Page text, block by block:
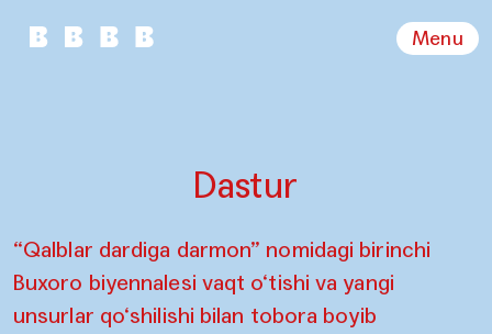
Menu
Dastur
“Qalblar dardiga darmon” nomidagi birinchi
Buxoro biyennalesi vaqt o‘tishi va yangi
unsurlar qo‘shilishi bilan tobora boyib